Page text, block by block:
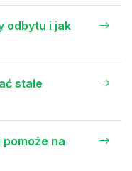
odbytu i jak
stałe
na